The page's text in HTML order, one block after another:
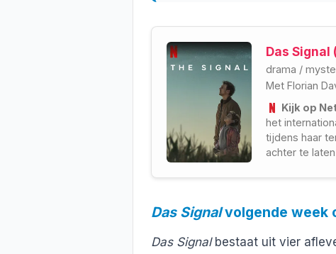
Das Signal
drama /
Met Florian
Kijk op
het
tijdens haar
achter te
Das Signalvolgende week
Das Signalbestaat uit vier